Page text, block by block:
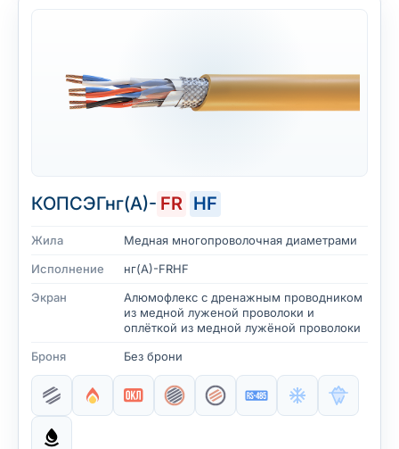
КОПСЭГнг(А)- FR HF
Жила
Медная многопроволочная диаметрами
Исполнение
нг(А)-FRHF
Экран
Алюмофлекс с дренажным проводником
из медной луженой проволоки и
оплёткой из медной лужёной проволоки
Броня
Без брони